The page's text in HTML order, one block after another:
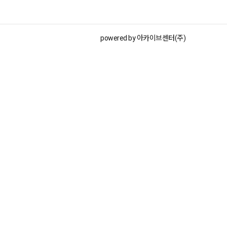
powered by 아카이브센터(주)